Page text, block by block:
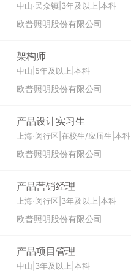
中山·民众镇 3年及以上 本科
欧普照明股份有限公司
架构师
中山 5年及以上 本科
欧普照明股份有限公司
产品设计实习生
上海·闵行区 在校生/应届生 本科
欧普照明股份有限公司
产品营销经理
上海·闵行区 3年及以上 本科
欧普照明股份有限公司
产品项目管理
中山 3年及以上 本科